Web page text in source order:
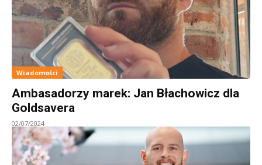
Wiadomości
Ambasadorzy marek: Jan Błachowicz dla
Goldsavera
02/07/2024